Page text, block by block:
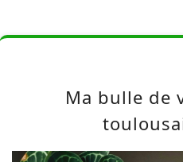
Ma bulle de